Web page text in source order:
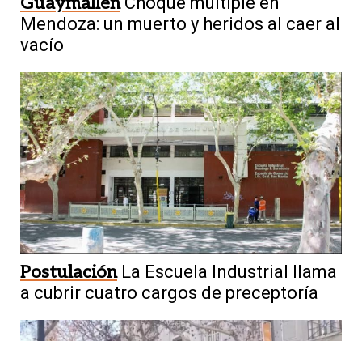
Mendoza: un muerto y heridos al caer al
vacío
Postulación La Escuela Industrial llama
a cubrir cuatro cargos de preceptoría